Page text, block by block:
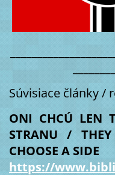
Súvisiace články /
ONI CHCÚ LEN
STRANU /
CHOOSE A SIDE
https://